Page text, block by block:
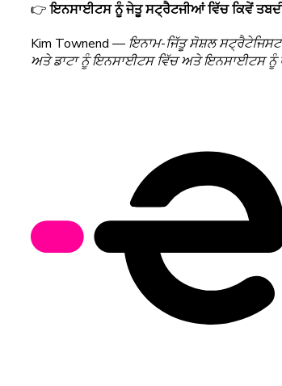
👉ਇਨਸਾਈਟਸ ਨੂੰ ਜੇਤੂ ਸਟ੍ਰੈਟਜੀਆਂ ਵਿੱਚ ਕਿਵੇਂ
Kim Townend — ਇਨਾਮ-ਜਿੱਤੂ ਸੋਸ਼ਲ
ਅਤੇ ਡਾਟਾ ਨੂੰ ਇਨਸਾਈਟਸ ਵਿੱਚ ਅਤੇ ਇਨਸਾਈਟਸ ਨੂੰ